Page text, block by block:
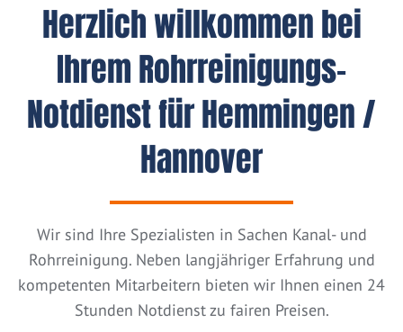
Herzlich willkommen bei
Ihrem Rohrreinigungs-
Notdienst für Hemmingen /
Hannover
Wir sind Ihre Spezialisten in Sachen Kanal- und
Rohrreinigung. Neben langjähriger Erfahrung und
kompetenten Mitarbeitern bieten wir Ihnen einen 24
Stunden Notdienst zu fairen Preisen.